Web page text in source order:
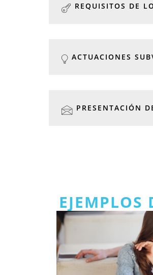
REQUISITOS DE
ACTUACIONES
PRESENTACIÓN
EJEMPLOS